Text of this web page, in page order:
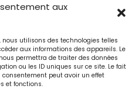
aux
nous utilisons des technologies telles
aux informations des appareils. Le
permettra de traiter des données
ou les ID uniques sur ce site. Le fait
peut avoir un effet
et fonctions.
honoraire